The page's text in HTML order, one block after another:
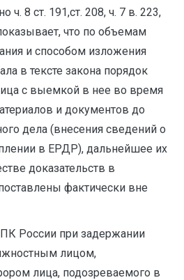
8 ст. 191,ст. 208, ч. 7 в. 223,
что по объемам
и способом изложения
в тексте закона порядок
с выемкой в нее во время
и документов до
дела (внесения сведений о
в ЕРДР), дальнейшее их
доказательств в
фактически вне
России при задержании
лицом,
лица, подозреваемого в